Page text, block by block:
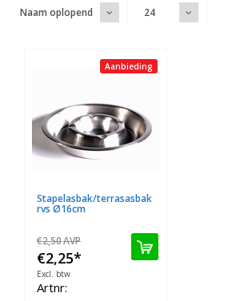
Naam oplopend 24
Aanbieding
Stapelasbak/terrasasbak
rvs Ø16cm
€2,50AVP
€2,25*
Excl. btw
Artnr: